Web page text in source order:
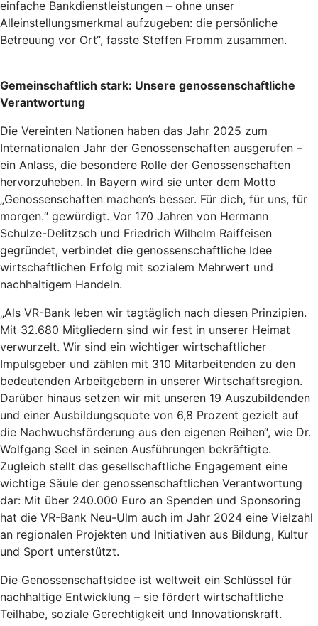
einfache Bankdienstleistungen – ohne unser
Alleinstellungsmerkmal aufzugeben: die persönliche
Betreuung vor Ort“, fasste Steffen Fromm zusammen.
Gemeinschaftlich stark: Unsere genossenschaftliche
Verantwortung
Die Vereinten Nationen haben das Jahr 2025 zum
Internationalen Jahr der Genossenschaften ausgerufen –
ein Anlass, die besondere Rolle der Genossenschaften
hervorzuheben. In Bayern wird sie unter dem Motto
„Genossenschaften machen’s besser. Für dich, für uns, für
morgen.“ gewürdigt. Vor 170 Jahren von Hermann
Schulze-Delitzsch und Friedrich Wilhelm Raiffeisen
gegründet, verbindet die genossenschaftliche Idee
wirtschaftlichen Erfolg mit sozialem Mehrwert und
nachhaltigem Handeln.
„Als VR-Bank leben wir tagtäglich nach diesen Prinzipien.
Mit 32.680 Mitgliedern sind wir fest in unserer Heimat
verwurzelt. Wir sind ein wichtiger wirtschaftlicher
Impulsgeber und zählen mit 310 Mitarbeitenden zu den
bedeutenden Arbeitgebern in unserer Wirtschaftsregion.
Darüber hinaus setzen wir mit unseren 19 Auszubildenden
und einer Ausbildungsquote von 6,8 Prozent gezielt auf
die Nachwuchsförderung aus den eigenen Reihen“, wie Dr.
Wolfgang Seel in seinen Ausführungen bekräftigte.
Zugleich stellt das gesellschaftliche Engagement eine
wichtige Säule der genossenschaftlichen Verantwortung
dar: Mit über 240.000 Euro an Spenden und Sponsoring
hat die VR-Bank Neu-Ulm auch im Jahr 2024 eine Vielzahl
an regionalen Projekten und Initiativen aus Bildung, Kultur
und Sport unterstützt.
Die Genossenschaftsidee ist weltweit ein Schlüssel für
nachhaltige Entwicklung – sie fördert wirtschaftliche
Teilhabe, soziale Gerechtigkeit und Innovationskraft.